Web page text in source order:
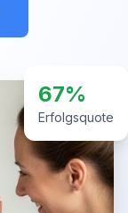
67%
Erfolgsquote